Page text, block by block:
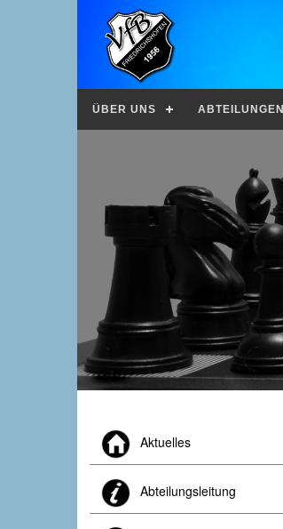
ÜBER UNS ABTEILUNGEN
Aktuelles
Abteilungsleitung